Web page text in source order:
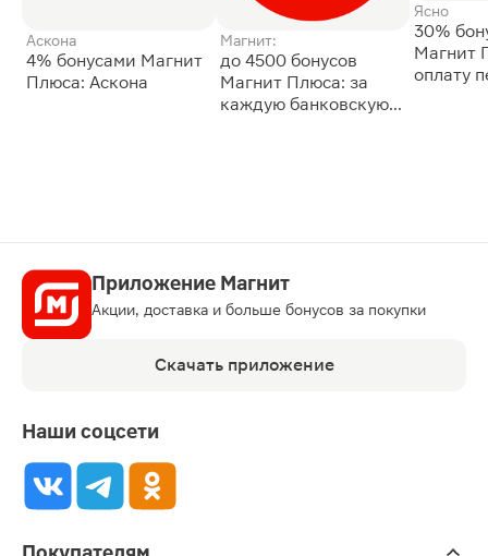
Аскона
4% бонусами Магнит
Плюса: Аскона
Магнит:
до 4500 бонусов
Магнит Плюса: за
каждую банковскую
Ясно
30%
Магнит
оплату
Приложение Магнит
Акции, доставка и больше бонусов за покупки
Скачать приложение
Наши соцсети